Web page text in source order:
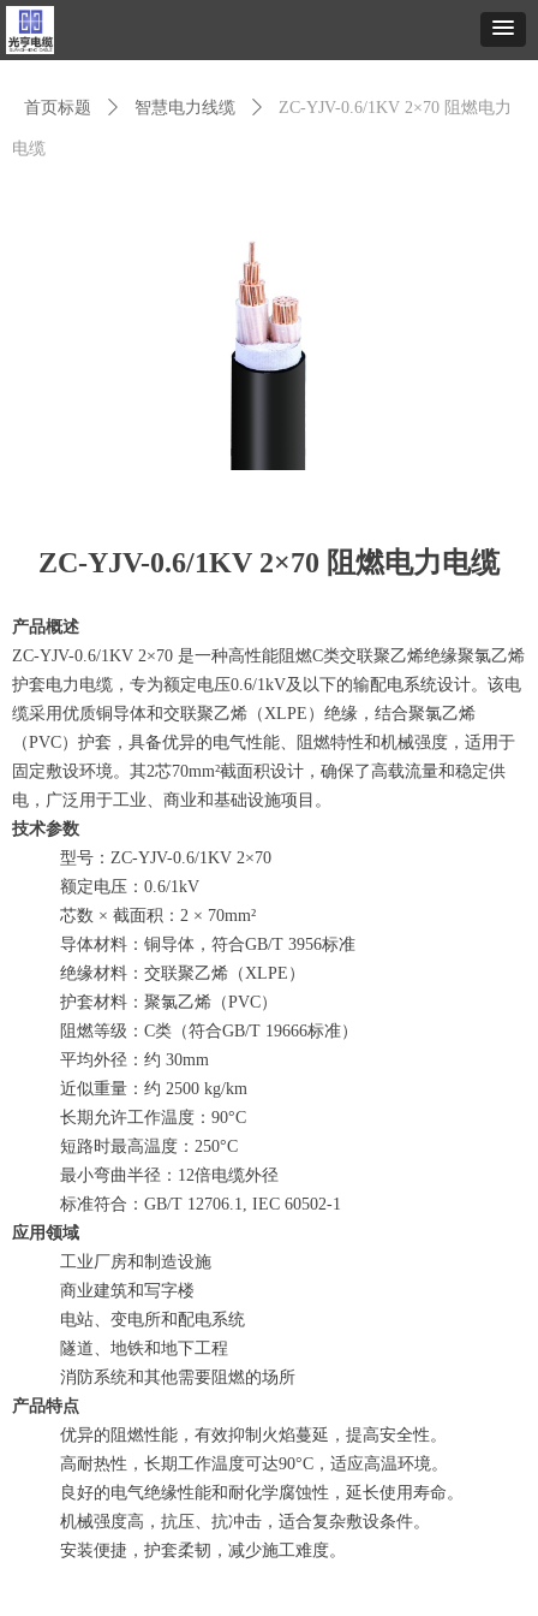
首页标题 ꄲ 智慧电力线缆 ꄲ ZC-YJV-0.6/1KV 2×70 阻燃电力
电缆
ZC-YJV-0.6/1KV 2×70 阻燃电力电缆
产品概述
ZC-YJV-0.6/1KV 2×70 是一种高性能阻燃C类交联聚乙烯绝缘聚氯乙烯
护套电力电缆，专为额定电压0.6/1kV及以下的输配电系统设计。该电
缆采用优质铜导体和交联聚乙烯（XLPE）绝缘，结合聚氯乙烯
（PVC）护套，具备优异的电气性能、阻燃特性和机械强度，适用于
固定敷设环境。其2芯70mm²截面积设计，确保了高载流量和稳定供
电，广泛用于工业、商业和基础设施项目。
技术参数
型号：ZC-YJV-0.6/1KV 2×70
额定电压：0.6/1kV
芯数 × 截面积：2 × 70mm²
导体材料：铜导体，符合GB/T 3956标准
绝缘材料：交联聚乙烯（XLPE）
护套材料：聚氯乙烯（PVC）
阻燃等级：C类（符合GB/T 19666标准）
平均外径：约 30mm
近似重量：约 2500 kg/km
长期允许工作温度：90°C
短路时最高温度：250°C
最小弯曲半径：12倍电缆外径
标准符合：GB/T 12706.1, IEC 60502-1
应用领域
工业厂房和制造设施
商业建筑和写字楼
电站、变电所和配电系统
隧道、地铁和地下工程
消防系统和其他需要阻燃的场所
产品特点
优异的阻燃性能，有效抑制火焰蔓延，提高安全性。
高耐热性，长期工作温度可达90°C，适应高温环境。
良好的电气绝缘性能和耐化学腐蚀性，延长使用寿命。
机械强度高，抗压、抗冲击，适合复杂敷设条件。
安装便捷，护套柔韧，减少施工难度。